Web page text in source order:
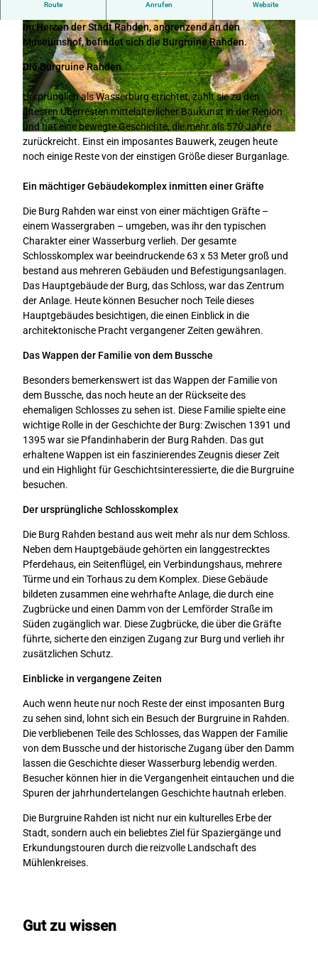
© Tourismusverband Sieben e.V., Christoph Partsch |CC0
© Teutoburger Wald Tourismus, D. Ketz |
Route Anrufen Website
Im Herzen der Stadt Rahden, angrenzend an den
Museumshof, befindet sich die Burgruine Rahden.
Die Burgruine Rahden
Ursprünglich als Wasserburg errichtet, zählt sie zu den
ältesten Überresten mittelalterlicher Baukunst in der Region
und hat eine bewegte Geschichte, die mehr als 570 Jahre
zurückreicht. Einst ein imposantes Bauwerk, zeugen heute
noch einige Reste von der einstigen Größe dieser Burganlage.
Ein mächtiger Gebäudekomplex inmitten einer Gräfte
Die Burg Rahden war einst von einer mächtigen Gräfte –
einem Wassergraben – umgeben, was ihr den typischen
Charakter einer Wasserburg verlieh. Der gesamte
Schlosskomplex war beeindruckende 63 x 53 Meter groß und
bestand aus mehreren Gebäuden und Befestigungsanlagen.
Das Hauptgebäude der Burg, das Schloss, war das Zentrum
der Anlage. Heute können Besucher noch Teile dieses
Hauptgebäudes besichtigen, die einen Einblick in die
architektonische Pracht vergangener Zeiten gewähren.
Das Wappen der Familie von dem Bussche
Besonders bemerkenswert ist das Wappen der Familie von
dem Bussche, das noch heute an der Rückseite des
ehemaligen Schlosses zu sehen ist. Diese Familie spielte eine
wichtige Rolle in der Geschichte der Burg: Zwischen 1391 und
1395 war sie Pfandinhaberin der Burg Rahden. Das gut
erhaltene Wappen ist ein faszinierendes Zeugnis dieser Zeit
und ein Highlight für Geschichtsinteressierte, die die Burgruine
besuchen.
Der ursprüngliche Schlosskomplex
Die Burg Rahden bestand aus weit mehr als nur dem Schloss.
Neben dem Hauptgebäude gehörten ein langgestrecktes
Pferdehaus, ein Seitenflügel, ein Verbindungshaus, mehrere
Türme und ein Torhaus zu dem Komplex. Diese Gebäude
bildeten zusammen eine wehrhafte Anlage, die durch eine
Zugbrücke und einen Damm von der Lemförder Straße im
Süden zugänglich war. Diese Zugbrücke, die über die Gräfte
führte, sicherte den einzigen Zugang zur Burg und verlieh ihr
zusätzlichen Schutz.
Einblicke in vergangene Zeiten
Auch wenn heute nur noch Reste der einst imposanten Burg
zu sehen sind, lohnt sich ein Besuch der Burgruine in Rahden.
Die verbliebenen Teile des Schlosses, das Wappen der Familie
von dem Bussche und der historische Zugang über den Damm
lassen die Geschichte dieser Wasserburg lebendig werden.
Besucher können hier in die Vergangenheit eintauchen und die
Spuren der jahrhundertelangen Geschichte hautnah erleben.
Die Burgruine Rahden ist nicht nur ein kulturelles Erbe der
Stadt, sondern auch ein beliebtes Ziel für Spaziergänge und
Erkundungstouren durch die reizvolle Landschaft des
Mühlenkreises.
Gut zu wissen